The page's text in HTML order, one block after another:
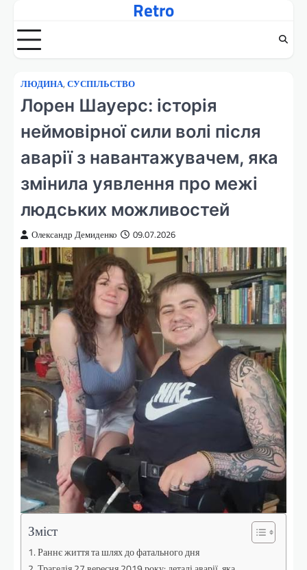
вмісту
Retro
ЛЮДИНА, СУСПІЛЬСТВО
Лорен Шауерс: історія
неймовірної сили волі після
аварії з навантажувачем, яка
змінила уявлення про межі
людських можливостей
Олександр Демиденко 09.07.2026
Зміст
Раннє життя та шлях до фатального дня